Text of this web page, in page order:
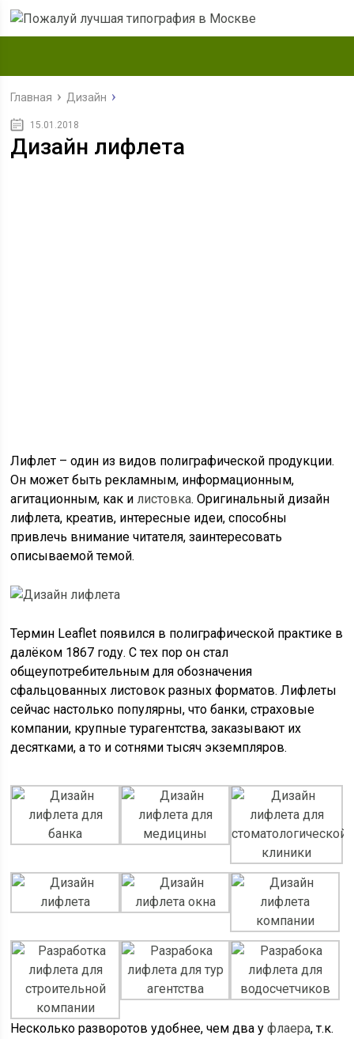
Главная Дизайн
15.01.2018
Дизайн лифлета
Лифлет – один из видов полиграфической продукции.
Он может быть рекламным, информационным,
агитационным, как илистовка. Оригинальный дизайн
лифлета, креатив, интересные идеи, способны
привлечь внимание читателя, заинтересовать
описываемой темой.
Термин Leaflet появился в полиграфической практике в
далёком 1867 году. С тех пор он стал
общеупотребительным для обозначения
сфальцованных листовок разных форматов. Лифлеты
сейчас настолько популярны, что банки, страховые
компании, крупные турагентства, заказывают их
десятками, а то и сотнями тысяч экземпляров.
Несколько разворотов удобнее, чем два уфлаера, т.к.